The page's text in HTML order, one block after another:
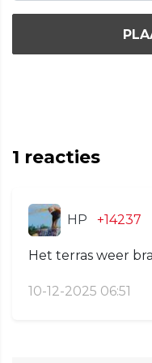
1 reacties
HP +14237
Het terras weer
10-12-2025 06:51